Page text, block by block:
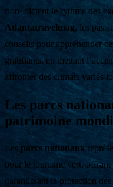
flore dictent le rythme des
Atlantatravelmag, les
conseils pour appréhender
gratifiants, en mettant
affronter des climats variés
Les parcs
patrimoine
Les parcs nationaux
pour le tourisme vert, offrant
garantissant la protection des